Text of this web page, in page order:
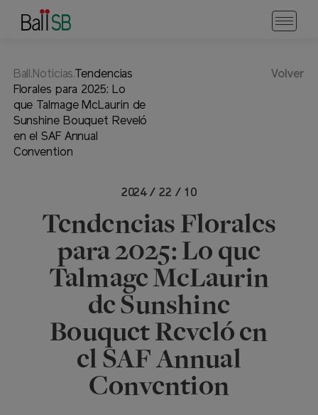
Ball.Noticias. Tendencias
Florales para 2025: Lo
que Talmage McLaurin de
Sunshine Bouquet Reveló
en el SAF Annual
Convention
Volver
2024 / 22 / 10
Tendencias Florales
para 2025: Lo que
Talmage McLaurin
de Sunshine
Bouquet Reveló en
el SAF Annual
Convention